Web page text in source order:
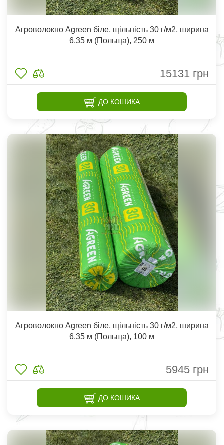
Агроволокно Agreen біле, щільність 30 г/м2, ширина
6,35 м (Польща), 250 м
15131 грн
ДО КОШИКА
Агроволокно Agreen біле, щільність 30 г/м2, ширина
6,35 м (Польща), 100 м
5945 грн
ДО КОШИКА